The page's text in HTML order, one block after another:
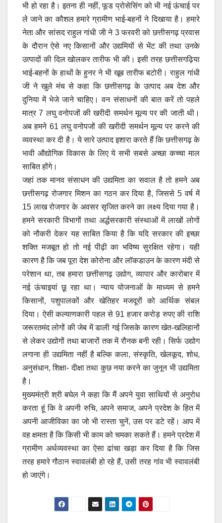
भी हो रहा है। इतना ही नहीं, फूड प्रोसेसिंग को भी नई ऊंचाई पर
ले जाने का कौशल हमारे ग्रामीण भाई-बहनों ने दिखाया है। हमारे
नेता और सांसद राहुल गांधी जी ने 3 फरवरी को छत्तीसगढ़ प्रवास
के दौरान ऐसे नए किसानों और उद्यमियों से भेंट की तथा उनके
उत्पादों की दिल खोलकर तारीफ भी की। इसी तरह छत्तीसगढ़िया
भाई-बहनों के हाथों के हुनर ने भी खूब तारीफ बटोरी। राहुल गांधी
जी ने खुले मंच से कहा कि छत्तीसगढ़ के उत्पाद अब देश और
दुनिया में भेजे जाने चाहिए। वन संसाधनों की बात करें तो पहले
मात्र 7 लघु वनोपजों की खरीदी समर्थन मूल्य पर की जाती थी।
अब हमने 61 लघु वनोपजों की खरीदी समर्थन मूल्य पर करने की
व्यवस्था कर दी है। ये सारे उत्पाद इशारा करते हैं कि छत्तीसगढ़ के
भावी औद्योगिक विकास के लिए ये सभी सबसे अच्छा कच्चा माल
साबित होंगे।
जहां तक मानव संसाधन की उद्यमिता का सवाल है तो हमने अब
छत्तीसगढ़ रोजगार मिशन का गठन कर दिया है, जिससे 5 वर्ष में
15 लाख रोजगार के अवसर सृजित करने का लक्ष्य दिया गया है।
हमने सरकारी विभागों तथा अर्द्धसरकारी संस्थाओं में लाखों लोगों
को नौकरी देकर यह साबित किया है कि यदि सरकार की इच्छा
शक्ति मजबूत हो तो नई पीढ़ी का भविष्य सुरक्षित रहेगा। यही
कारण है कि जब पूरा देश कोरोना और लॉकडाउन के कारण मंदी से
परेशान था, तब हमारा छत्तीसगढ़ उद्योग, व्यापार और कारोबार में
नई ऊंचाइयां छू रहा था। न्याय योजनाओं के माध्यम से हमने
किसानों, पशुपालकों और खेतिहर मजदूरों को आर्थिक संबल
दिया। ऐसी कल्याणकारी पहल से 91 हजार करोड़ रुपए की राशि
जरूरतमंद लोगों की जेब में डाली गई जिसके कारण खेत-खलिहानों
से लेकर उद्योगों तथा बाजारों तक में रौनक बनी रही। सिर्फ उद्योग
लगाना ही उद्यमिता नहीं है बल्कि कला, संस्कृति, खेलकूद, शोध,
अनुसंधान, शिक्षा- दीक्षा तथा कुछ नया करने का जुनून भी उद्यमिता
है।
मुख्यमंत्री श्री बघेल ने कहा कि मैं अपने युवा साथियों से अनुरोध
करता हूं कि वे अपनी रुचि, अपने समाज, अपने प्रदेश के हित में
अपनी आजीविका का जो भी रास्ता चुनें, उस पर डटे रहें। आप में
वह क्षमता है कि किसी भी काम को चमका सकते हैं। हमने प्रदेश में
ग्रामीण अर्थव्यवस्था का ऐसा ढांचा खड़ा कर दिया है कि जिस
तरह हमारे गौठान स्वावलंबी हो रहे हैं, उसी तरह गांव भी स्वावलंबी
हो जाएंगे।